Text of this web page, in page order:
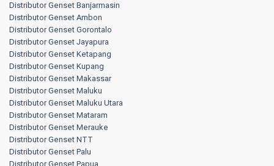
Distributor Genset Banjarmasin
Distributor Genset Ambon
Distributor Genset Gorontalo
Distributor Genset Jayapura
Distributor Genset Ketapang
Distributor Genset Kupang
Distributor Genset Makassar
Distributor Genset Maluku
Distributor Genset Maluku Utara
Distributor Genset Mataram
Distributor Genset Merauke
Distributor Genset NTT
Distributor Genset Palu
Distributor Genset Papua